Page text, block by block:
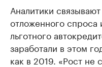
Аналитики
отложенного
льготного
заработали в этом
как в 2019. «Рост не